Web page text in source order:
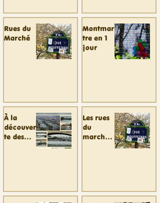
Rues du
Marché
Montmar
tre en 1
jour
À la
découver
te des
Les rues
du
marché